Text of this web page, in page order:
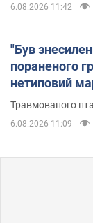
6.08.2026 11:42
"Був
пораненого
нетиповий
Травмованого
6.08.2026 11:09